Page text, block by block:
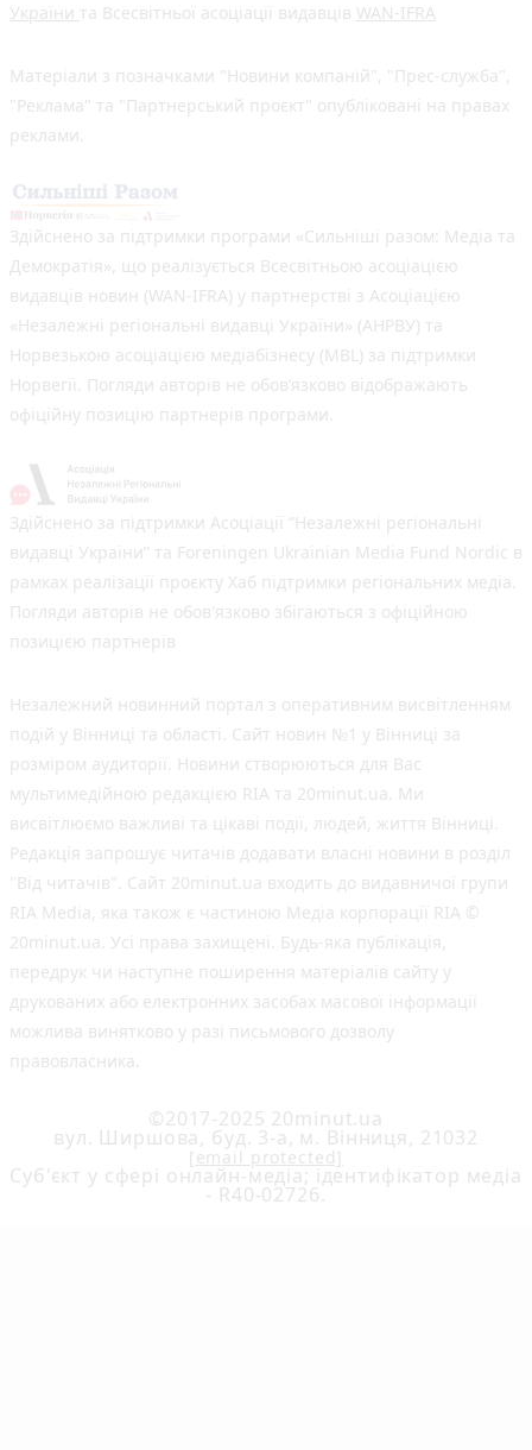
України та Всесвітньої асоціації видавців WAN-IFRA
Матеріали з позначками "Новини компаній", "Прес-служба",
"Реклама" та "Партнерський проєкт" опубліковані на правах
реклами.
Здійснено за підтримки програми «Сильніші разом: Медіа та
Демократія», що реалізується Всесвітньою асоціацією
видавців новин (WAN-IFRA) у партнерстві з Асоціацією
«Незалежні регіональні видавці України» (АНРВУ) та
Норвезькою асоціацією медіабізнесу (MBL) за підтримки
Норвегії. Погляди авторів не обов’язково відображають
офіційну позицію партнерів програми.
Здійснено за підтримки Асоціації “Незалежні регіональні
видавці України” та Foreningen Ukrainian Media Fund Nordic в
рамках реалізації проєкту Хаб підтримки регіональних медіа.
Погляди авторів не обов'язково збігаються з офіційною
позицією партнерів
Незалежний новинний портал з оперативним висвітленням
подій у Вінниці та області. Сайт новин №1 у Вінниці за
розміром аудиторії. Новини створюються для Вас
мультимедійною редакцією RIA та 20minut.ua. Ми
висвітлюємо важливі та цікаві події, людей, життя Вінниці.
Редакція запрошує читачів додавати власні новини в розділ
"Від читачів". Сайт 20minut.ua входить до видавничої групи
RIA Media, яка також є частиною Медіа корпорації RIA ©
20minut.ua. Усі права захищені. Будь-яка публiкацiя,
передрук чи наступне поширення матеріалів сайту у
друкованих або електронних засобах масової інформації
можлива винятково у разі письмового дозволу
правовласника.
©2017-2025 20minut.ua
вул. Ширшова, буд. 3-а, м. Вінниця, 21032
[email protected]
Cуб'єкт у сфері онлайн-медіа; ідентифікатор медіа
- R40-02726.